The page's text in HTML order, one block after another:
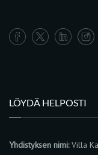
LÖYDÄ HELPOSTI
Yhdistyksen nimi:Villa